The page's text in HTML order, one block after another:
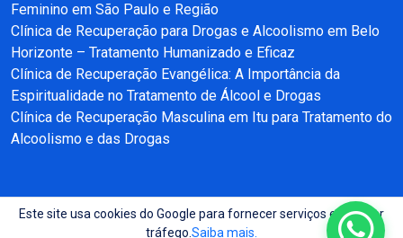
Feminino em São Paulo e Região
Clínica de Recuperação para Drogas e Alcoolismo em Belo
Horizonte – Tratamento Humanizado e Eficaz
Clínica de Recuperação Evangélica: A Importância da
Espiritualidade no Tratamento de Álcool e Drogas
Clínica de Recuperação Masculina em Itu para Tratamento do
Alcoolismo e das Drogas
Copyright © 2025 - 2026 Recuperação e Reabilitação SP Todos direitos
Este site usa cookies do Google para fornecer serviços e analisar
tráfego. Saiba mais.